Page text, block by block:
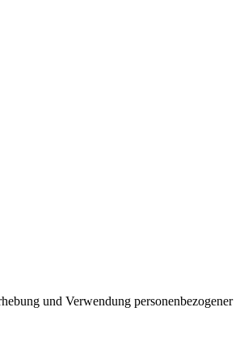
und Verwendung personenbezogener